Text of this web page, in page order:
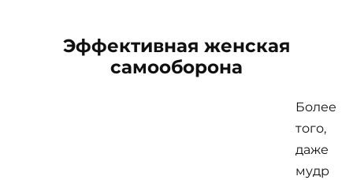
Эффективная женская
самооборона
Более
того,
даже
мудр